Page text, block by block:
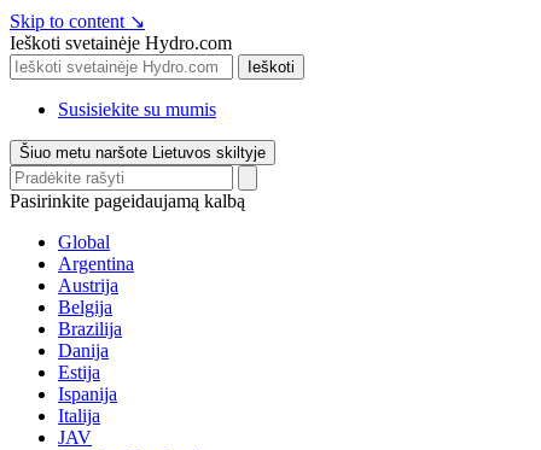
Skip to content ↘
Ieškoti svetainėje Hydro.com
Ieškoti
Susisiekite su mumis
Šiuo metu naršote Lietuvos skiltyje
Pasirinkite pageidaujamą kalbą
Global
Argentina
Austrija
Belgija
Brazilija
Danija
Estija
Ispanija
Italija
JAV